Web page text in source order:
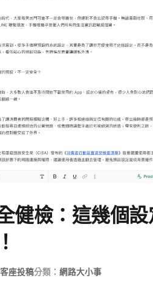
健檢：這幾個
客座投稿分類： 網路大小事